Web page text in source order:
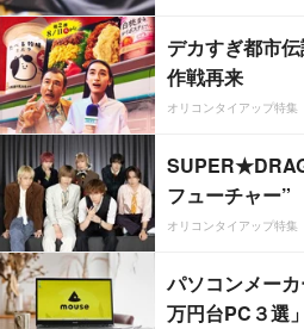
デカすぎ都市
作戦再来
オリコンタイアップ特集
フューチャー”
オリコンタイアップ特集
パソコンメー
万円台PC３選」